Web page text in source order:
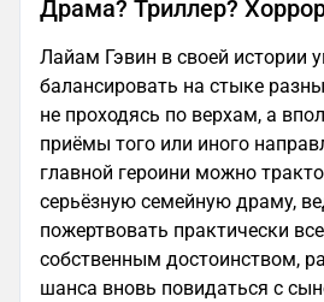
Драма? Триллер?
Лайам Гэвин в своей истории
балансировать на стыке
не проходясь по верхам, а
приёмы того или иного
главной героини можно
серьёзную семейную драму,
пожертвовать практически
собственным достоинством,
шанса вновь повидаться с